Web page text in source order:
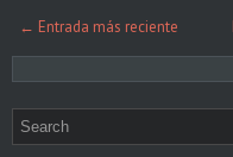
← Entrada más reciente